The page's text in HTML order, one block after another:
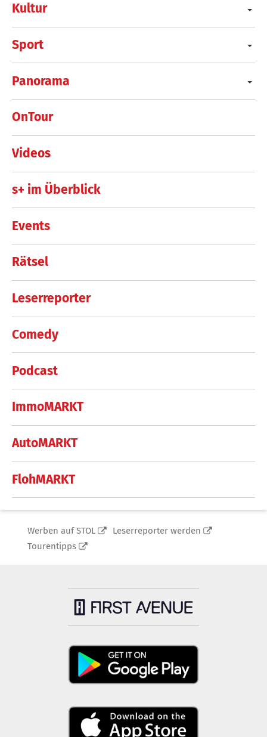
Kultur
Sport
Panorama
OnTour
Videos
s+ im Überblick
Events
Rätsel
Leserreporter
Comedy
Podcast
ImmoMARKT
AutoMARKT
FlohMARKT
Werben auf STOL
Leserreporter werden
Tourentipps